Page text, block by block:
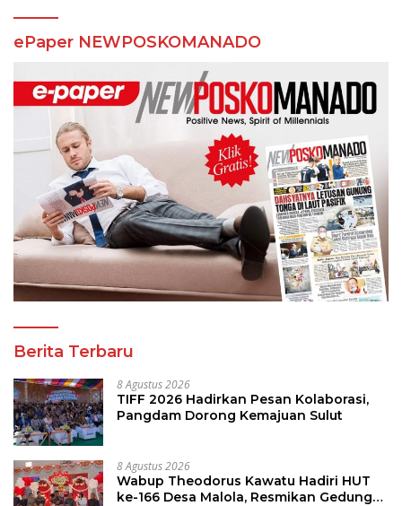
ePaper NEWPOSKOMANADO
Berita Terbaru
8 Agustus 2026
TIFF 2026 Hadirkan Pesan Kolaborasi,
Pangdam Dorong Kemajuan Sulut
8 Agustus 2026
Wabup Theodorus Kawatu Hadiri HUT
ke-166 Desa Malola, Resmikan Gedung